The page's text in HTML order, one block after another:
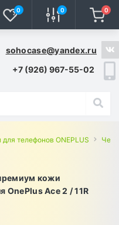
0 0 0
sohocase@yandex.ru
+7 (926) 967-55-02
телефонов ONEPLUS
кожи
OnePlus Ace 2 / 11R